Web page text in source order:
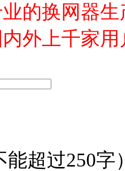
的换网器
外上千家
能超过250